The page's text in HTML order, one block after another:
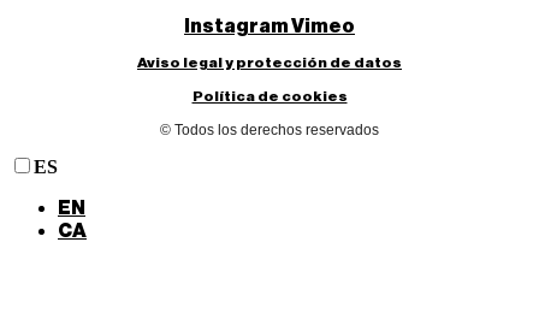
InstagramVimeo
Aviso legal y protección de datos
Política de cookies
© Todos los derechos reservados
ES
EN
CA